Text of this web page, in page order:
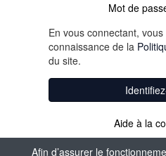
Afin d’assurer le
Mot de
En vous connectant,
connaissance de la
du site.
Aide à la